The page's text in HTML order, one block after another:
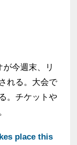
今週末、リ
れる。大会で
。チケットや
place this